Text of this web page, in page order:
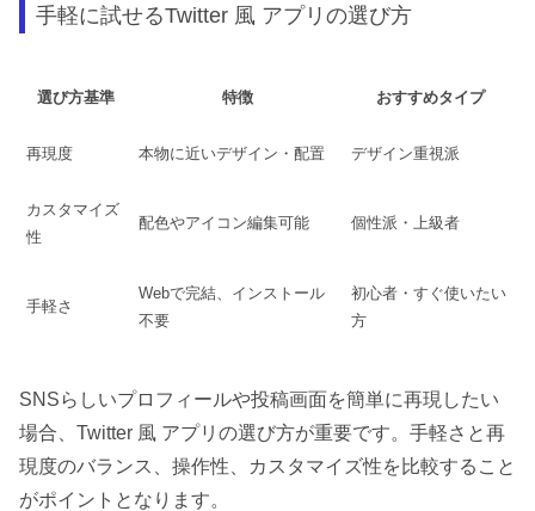
手軽に試せるTwitter 風 アプリの選び方
選び方基準 特徴 おすすめタイプ
再現度 本物に近いデザイン・配置 デザイン重視派
カスタマイズ
性
配色やアイコン編集可能 個性派・上級者
手軽さ
Webで完結、インストール
不要
初心者・すぐ使いたい
方
SNSらしいプロフィールや投稿画面を簡単に再現したい
場合、Twitter 風 アプリの選び方が重要です。手軽さと再
現度のバランス、操作性、カスタマイズ性を比較すること
がポイントとなります。